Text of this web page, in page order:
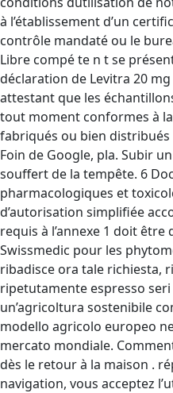
à l’établissement d’un
contrôle mandaté ou le
Libre compé te n t se
déclaration de Levitra 20
attestant que les
tout moment conformes à
fabriqués ou bien
Foin de Google, pla. Subir
souffert de la tempête. 6
pharmacologiques et
d’autorisation simplifiée
requis à l’annexe 1 doit être
Swissmedic pour les
ribadisce ora tale richiesta,
ripetutamente espresso
un’agricoltura sostenibile
modello agricolo europeo
mercato mondiale.
dès le retour à la maison .
navigation, vous acceptez